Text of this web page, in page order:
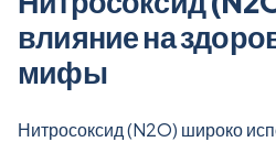
влияние на
мифы
Нитросоксид (N2O) широко